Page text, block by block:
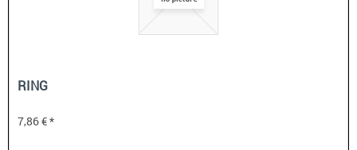
RING
7,86 € *